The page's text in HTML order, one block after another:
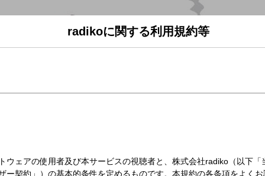
radikoに関する利用規約等